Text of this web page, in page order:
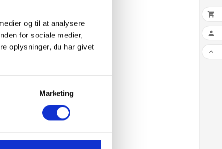
og til at analysere
for sociale medier,
oplysninger, du har givet
Marketing


